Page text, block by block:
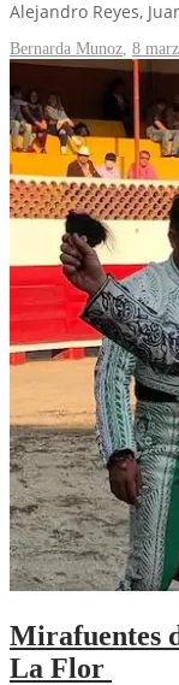
Alejandro Reyes,
Bernarda Munoz 8
Mirafuentes
La Flor